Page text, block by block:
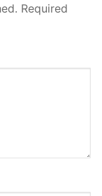
Required